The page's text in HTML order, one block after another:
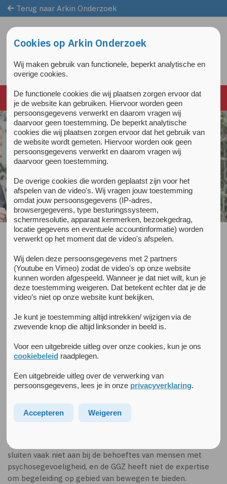
Terug naar Arkin Onderzoek
VIPwordtFIT!
Aanleiding
Jongvolwassenen met psychosegevoeligheid hebben vaak
moeite voldoende te bewegen. Dit terwijl zij door
fysieke gezondheidsproblemen. Reguliere sportprojecten
sluiten vaak niet aan bij de behoeftes van mensen met
psychosegevoeligheid, en de GGZ heeft niet de expertise
om begeleiding op gebied van bewegen te bieden.
Cookies op Arkin Onderzoek
Wij maken gebruik van functionele, beperkt analytische en
overige cookies.
De functionele cookies die wij plaatsen zorgen ervoor dat
je de website kan gebruiken. Hiervoor worden geen
persoonsgegevens verwerkt en daarom vragen wij
daarvoor geen toestemming. De beperkt analytische
cookies die wij plaatsen zorgen ervoor dat het gebruik van
de website wordt gemeten. Hiervoor worden ook geen
persoonsgegevens verwerkt en daarom vragen wij
daarvoor geen toestemming.
De overige cookies die worden geplaatst zijn voor het
afspelen van de video's. Wij vragen jouw toestemming
omdat jouw persoonsgegevens (IP-adres,
browsergegevens, type besturingssysteem,
schermresolutie, apparaat kenmerken, bezoekgedrag,
locatie gegevens en eventuele accountinformatie) worden
verwerkt op het moment dat de video's afspelen.
Wij delen deze persoonsgegevens met 2 partners
(Youtube en Vimeo) zodat de video's op onze website
kunnen worden afgespeeld. Wanneer je dat niet wilt, kun je
deze toestemming weigeren. Dat betekent echter dat je de
video’s niet op onze website kunt bekijken.
Je kunt je toestemming altijd intrekken/ wijzigen via de
zwevende knop die altijd linksonder in beeld is.
Voor een uitgebreide uitleg over onze cookies, kun je ons
cookiebeleid raadplegen.
Een uitgebreide uitleg over de verwerking van
persoonsgegevens, lees je in onze privacyverklaring.
Accepteren Weigeren